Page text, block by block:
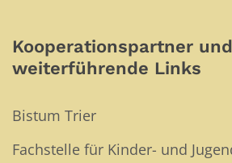
Kooperationspartner und
weiterführende Links
Bistum Trier
Fachstelle für Kinder- und